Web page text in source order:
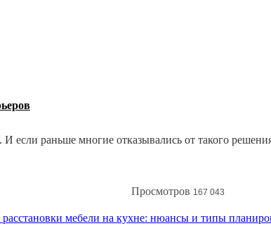
раньше многие отказывались от такого
стильный и запоминающийся интерьер.
Просмотров 167 043